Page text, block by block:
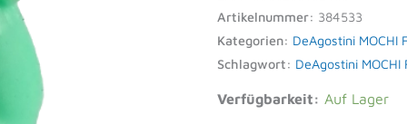
Artikelnummer: 384533
Kategorien: DeAgostini MOCHI
Schlagwort: DeAgostini MOCHI
Verfügbarkeit: Auf Lager